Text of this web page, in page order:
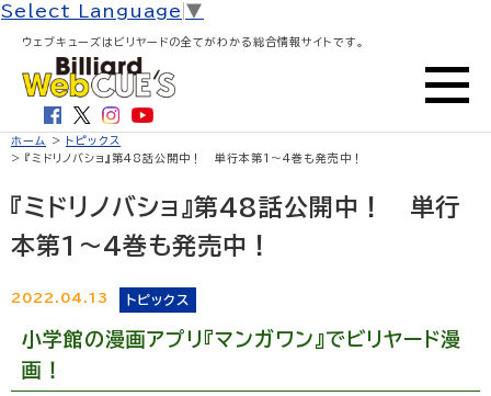
Select Language ▼
ウェブキューズはビリヤードの全てがわかる総合情報サイトです。
ホーム >
トピックス
> 『ミドリノバショ』第48話公開中！ 単行本第1〜4巻も発売中！
『ミドリノバショ』第48話公開中！ 単行
本第1〜4巻も発売中！
2022.04.13 トピックス
小学館の漫画アプリ『マンガワン』でビリヤード漫
画！